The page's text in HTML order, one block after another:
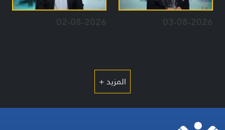
03-08-2026
02-08-2026
المزيد +